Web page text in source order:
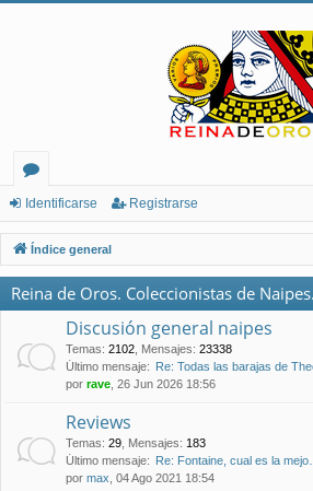
or
os
Identificarse Registrarse
Índice general
Reina de Oros. Coleccionistas de Naipes.
Discusión general naipes
Temas: 2102 Mensajes: 23338
Último mensaje: Re: Todas las barajas de
por rave , 26 Jun 2026 18:56
Reviews
Temas: 29 Mensajes: 183
Último mensaje: Re: Fontaine, cual es la mejo…
por max , 04 Ago 2021 18:54